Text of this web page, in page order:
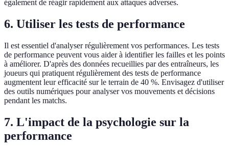
également de réagir rapidement aux attaques adverses.
6. Utiliser les tests de performance
Il est essentiel d'analyser régulièrement vos performances. Les tests
de performance peuvent vous aider à identifier les failles et les points
à améliorer. D'après des données recueillies par des entraîneurs, les
joueurs qui pratiquent régulièrement des tests de performance
augmentent leur efficacité sur le terrain de 40 %. Envisagez d'utiliser
des outils numériques pour analyser vos mouvements et décisions
pendant les matchs.
7. L'impact de la psychologie sur la
performance